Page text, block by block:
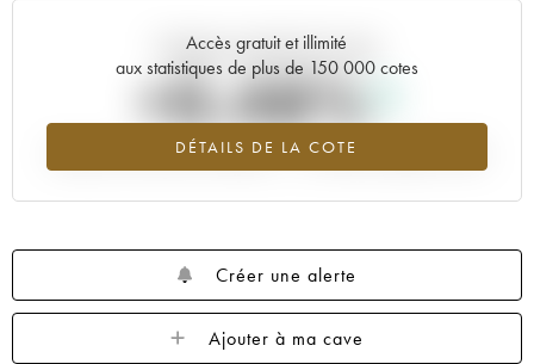
Accès gratuit et illimité
aux statistiques de plus de 150 000 cotes
DÉTAILS DE LA COTE
Tendance actuelle de la cote
+0.48%
Tendance à la hausse du millésime ---- en 2026 par rapport à 2025
Créer une alerte
Ajouter à ma cave